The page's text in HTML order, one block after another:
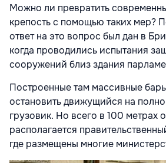
Можно ли превратить
крепость с помощью таких мер?
ответ на это вопрос был дан в
когда проводились испытания
сооружений близ здания
Построенные там массивные
остановить движущийся на
грузовик. Но всего в 100 метрах
располагается
где размещены многие